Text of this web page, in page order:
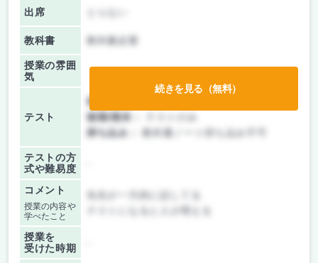
出席
教科書 教科書必要
授業の雰囲
気
テスト
前期/中間：
後期/期末：
持ち込み：
教科書ノート持ち込み不可
テストの方
式や難易度
コメント
授業の内容や
学べたこと
授業を
受けた時期
続きを見る（無料）